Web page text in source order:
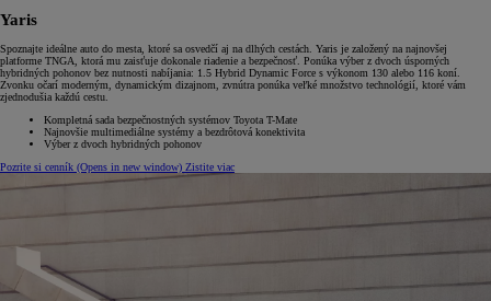
Yaris
Spoznajte ideálne auto do mesta, ktoré sa osvedčí aj na dlhých cestách. Yaris je založený na najnovšej
platforme TNGA, ktorá mu zaisťuje dokonale riadenie a bezpečnosť. Ponúka výber z dvoch úsporných
hybridných pohonov bez nutnosti nabíjania: 1.5 Hybrid Dynamic Force s výkonom 130 alebo 116 koní.
Zvonku očarí moderným, dynamickým dizajnom, zvnútra ponúka veľké množstvo technológií, ktoré vám
zjednodušia každú cestu.
Kompletná sada bezpečnostných systémov Toyota T-Mate
Najnovšie multimediálne systémy a bezdrôtová konektivita
Výber z dvoch hybridných pohonov
Pozrite si cenník (Opens in new window) Zistite viac